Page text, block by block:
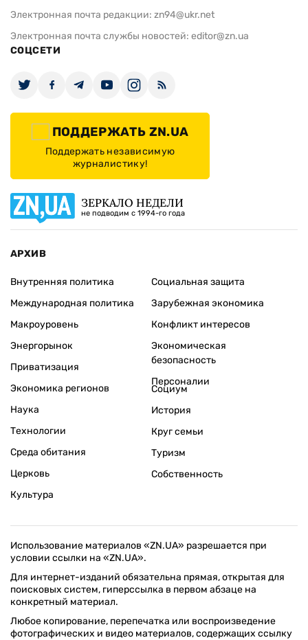
Электронная почта редакции: zn94@ukr.net
Электронная почта службы новостей: editor@zn.ua
СОЦСЕТИ
ПОДДЕРЖАТЬ ZN.UA
Поддержать независимую
журналистику!
ЗЕРКАЛО НЕДЕЛИ
не подводим с 1994-го года
АРХИВ
Внутренняя политика
Международная политика
Макроуровень
Энергорынок
Приватизация
Экономика регионов
Социальная защита
Зарубежная экономика
Конфликт интересов
Экономическая
безопасность
Персоналии
Наука
Технологии
Среда обитания
Церковь
Культура
Социум
История
Круг семьи
Туризм
Собственность
Использование материалов «ZN.UA» разрешается при
условии ссылки на «ZN.UA».
Для интернет-изданий обязательна прямая, открытая для
поисковых систем, гиперссылка в первом абзаце на
конкретный материал.
Любое копирование, перепечатка или воспроизведение
фотографических и видео материалов, содержащих ссылку